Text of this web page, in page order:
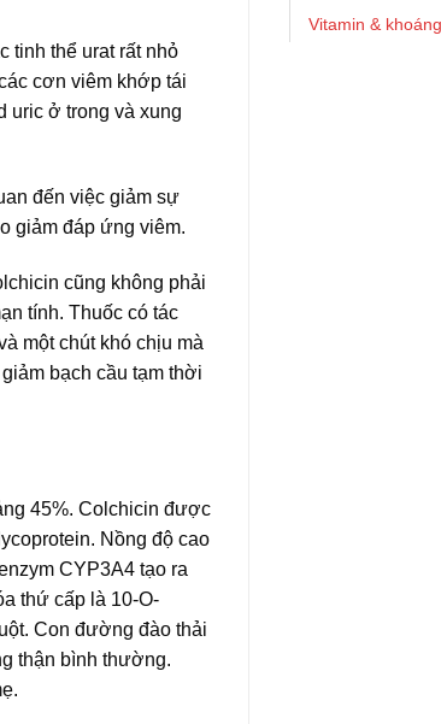
Vitamin &
tinh thể urat rất nhỏ
cơn viêm khớp tái
uric ở trong và xung
đến việc giảm sự
giảm đáp ứng viêm.
cũng không phải
tính. Thuốc có tác
một chút khó chịu mà
bạch cầu tạm thời
45%. Colchicin được
Nồng độ cao
CYP3A4 tạo ra
thứ cấp là 10-O-
Con đường đào thải
thận bình thường.